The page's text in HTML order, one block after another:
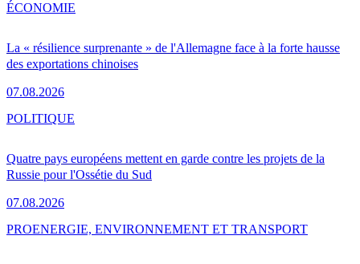
La « résilience surprenante » de l'Allemagne face à la forte hausse
des exportations chinoises
07.08.2026
ÉCONOMIE
Quatre pays européens mettent en garde contre les projets de la
Russie pour l'Ossétie du Sud
07.08.2026
POLITIQUE
PROENERGIE, ENVIRONNEMENT ET TRANSPORT